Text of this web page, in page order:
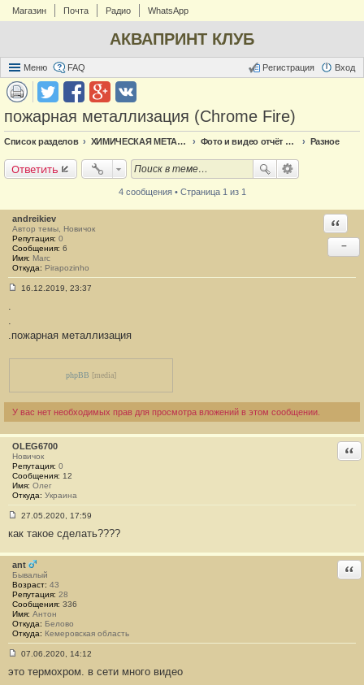
Магазин Почта Радио WhatsApp
АКВАПРИНТ КЛУБ
Меню FAQ Вход
Регистрация
пожарная металлизация (Chrome Fire)
Список разделов ХИМИЧЕСКАЯ МЕТАЛЛИЗАЦИЯ Фото и видео отчёт по металлизации Разное
Ответить
4 сообщения • Страница 1 из 1
andreikiev
Автор темы, Новичок
Репутация: 0
Сообщения: 6
Имя: Marc
Откуда: Pirapozinho
−
щ
1
16.12.2019, 23:37
.
.
.пожарная металлизация
phpBB [media]
У вас нет необходимых прав для просмотра вложений в этом сообщении.
OLEG6700
Новичок
Репутация: 0
Сообщения: 12
Имя: Олег
Откуда: Украина
о
б
щ
е
#
2
27.05.2020, 17:59
как такое сделать????
ant
Бывалый
Возраст: 43
Репутация: 28
Сообщения: 336
Имя: Антон
Откуда: Белово
Откуда: Кемеровская область
о
07.06.2020, 14:12
это термохром. в сети много видео